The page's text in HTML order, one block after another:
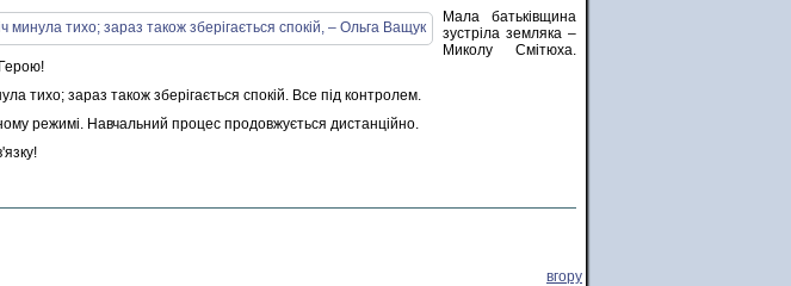
Мала батьківщина
зустріла земляка –
Миколу Смітюха.
тихо; зараз також зберігається спокій. Все під контролем.
режимі. Навчальний процес продовжується дистанційно.
вгору